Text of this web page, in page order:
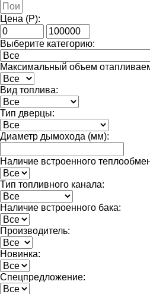
Цена (Р):
Выберите категорию:
Максимальный объем
Вид топлива:
Тип дверцы:
Диаметр дымохода (мм):
Наличие встроенного
Тип топливного канала:
Наличие встроенного бака:
Производитель:
Новинка:
Спецпредложение: